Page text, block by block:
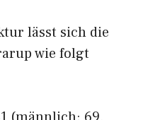
lässt sich die
wie folgt